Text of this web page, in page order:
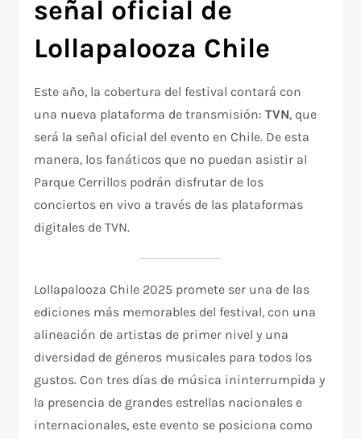
señal oficial de
Lollapalooza Chile
Este año, la cobertura del festival contará con
una nueva plataforma de transmisión:TVN, que
será la señal oficial del evento en Chile. De esta
manera, los fanáticos que no puedan asistir al
Parque Cerrillos podrán disfrutar de los
conciertos en vivo a través de las plataformas
digitales de TVN.
Lollapalooza Chile 2025 promete ser una de las
ediciones más memorables del festival, con una
alineación de artistas de primer nivel y una
diversidad de géneros musicales para todos los
gustos. Con tres días de música ininterrumpida y
la presencia de grandes estrellas nacionales e
internacionales, este evento se posiciona como